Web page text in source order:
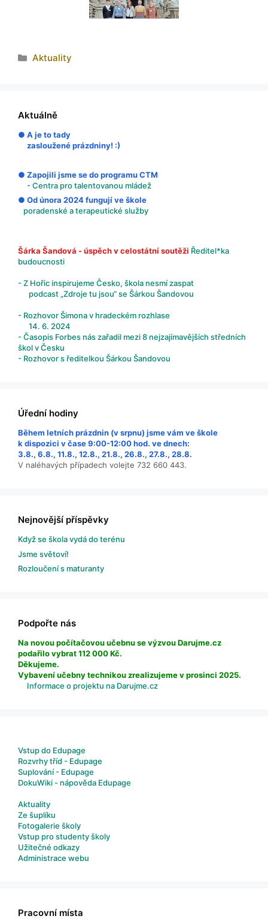
Aktuality
Aktuálně
● A je to tady
zasloužené prázdniny! :)
● Zapojili jsme se do programu CTM
- Centra pro talentovanou mládež
● Od února 2024 fungují ve škole
poradenské a terapeutické služby
Šárka Šandová - úspěch v celostátní soutěži Ředitel*ka
budoucnosti
- Z Hořic inspirujeme Česko, škola nesmí zaspat
podcast „Zdroje tu jsou“ se Šárkou Šandovou
- Rozhovor Šimona v hradeckém rozhlase
14. 6. 2024
- Časopis Forbes nás zařadil mezi 8 nejzajímavějších středních
škol v Česku
- Rozhovor s ředitelkou Šárkou Šandovou
Úřední hodiny
Během letních prázdnin (v srpnu) jsme vám ve škole
k dispozici v čase 9:00-12:00 hod. ve dnech:
3.8., 6.8., 11.8., 12.8., 21.8., 26.8., 27.8., 28.8.
V naléhavých případech volejte 732 660 443.
Nejnovější příspěvky
Když se škola vydá do terénu
Jsme světoví!
Rozloučení s maturanty
Podpořte nás
Na novou počítačovou učebnu se výzvou Darujme.cz
podařilo vybrat 112 000 Kč.
Děkujeme.
Vybavení učebny technikou zrealizujeme v prosinci 2025.
Informace o projektu na Darujme.cz
Vstup do Edupage
Rozvrhy tříd - Edupage
Suplování - Edupage
DokuWiki - nápověda Edupage
Aktuality
Ze šuplíku
Fotogalerie školy
Vstup pro studenty školy
Užitečné odkazy
Administrace webu
Pracovní místa